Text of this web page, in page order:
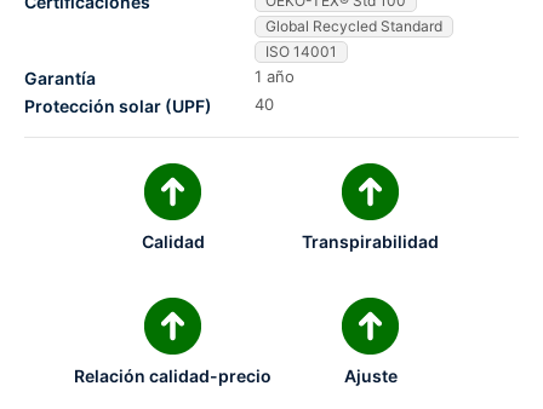
Global Recycled Standard
ISO 14001
Garantía 1 año
Protección solar (UPF) 40
Calidad Transpirabilidad
Relación calidad-precio Ajuste